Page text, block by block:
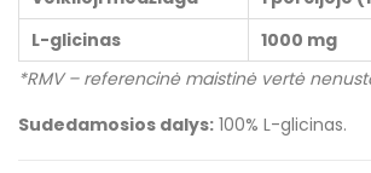
L-glicinas
1000 mg
*RMV – referencinė maistinė vertė
Sudedamosios dalys: 100% L-glicinas.